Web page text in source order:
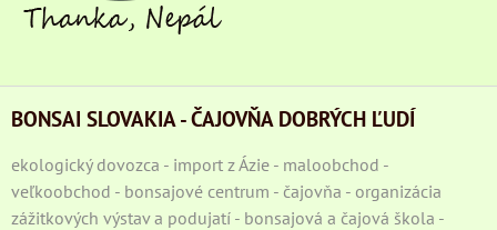
BONSAI SLOVAKIA - ČAJOVŇA DOBRÝCH ĽUDÍ
ekologický dovozca - import z Ázie - maloobchod -
veľkoobchod - bonsajové centrum - čajovňa - organizácia
zážitkových výstav a podujatí - bonsajová a čajová škola -